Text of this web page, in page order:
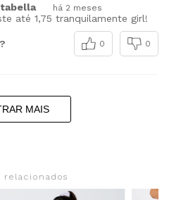
há 2 meses
até 1,75 tranquilamente girl!
0 0
MAIS
relacionados